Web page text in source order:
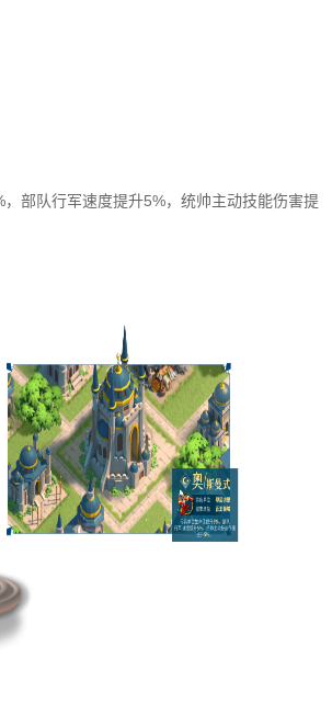
，部队行军速度提升5%，统帅主动技能伤害提